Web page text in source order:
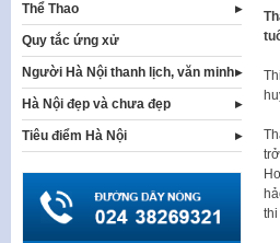
thi
Thể Thao
Quy tắc ứng xử
Người Hà Nội thanh lịch, văn minh
Hà Nội đẹp và chưa đẹp
Tiêu điểm Hà Nội